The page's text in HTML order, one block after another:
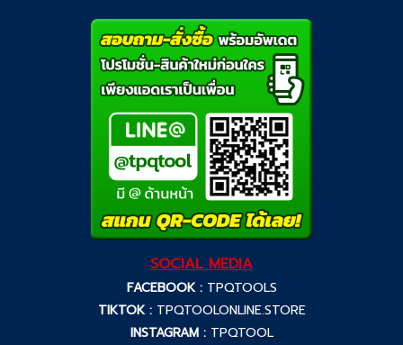
SOCIAL MEDIA
FACEBOOK : TPQTOOLS
TIKTOK : TPQTOOLONLINE.STORE
INSTAGRAM : TPQTOOL